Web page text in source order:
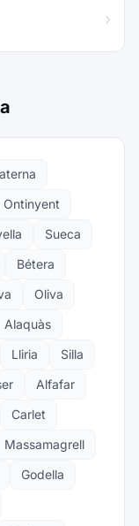
Ontinyent
Sueca
Bétera
Oliva
Alaquàs
Lliria
Silla
Alfafar
Carlet
Massamagrell
Godella